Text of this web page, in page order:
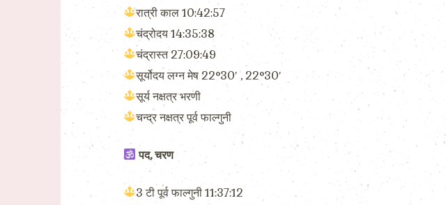
रात्री काल 10:42:57
चंद्रोदय 14:35:38
चंद्रास्त 27:09:49
सूर्योदय लग्न मेष 22°30′ , 22°30′
सूर्य नक्षत्र भरणी
चन्द्र नक्षत्र पूर्व फाल्गुनी
पद, चरण
3 टी पूर्व फाल्गुनी 11:37:12